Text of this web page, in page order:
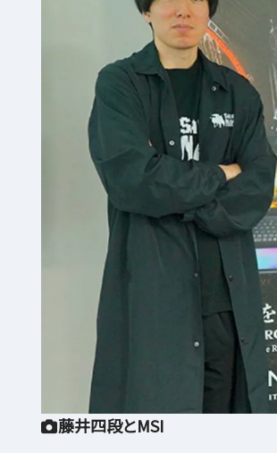
藤井四段とMSI